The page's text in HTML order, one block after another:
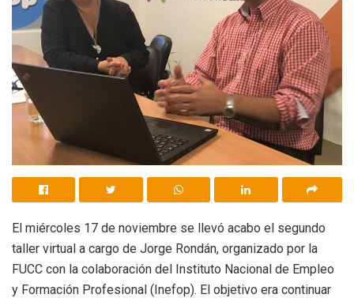
El miércoles 17 de noviembre se llevó acabo el segundo
taller virtual a cargo de Jorge Rondán, organizado por la
FUCC con la colaboración del Instituto Nacional de Empleo
y Formación Profesional (Inefop). El objetivo era continuar